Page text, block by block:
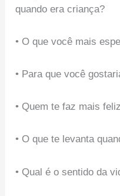
quando era criança?
• O que você mais
• Para que você
• Quem te faz mais
• O que te levanta
• Qual é o sentido da